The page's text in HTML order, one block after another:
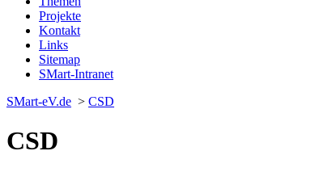
Projekte
Kontakt
Links
Sitemap
SMart-Intranet
SMart-eV.de > CSD
CSD